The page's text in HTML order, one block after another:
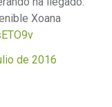
Xoana
de 2016